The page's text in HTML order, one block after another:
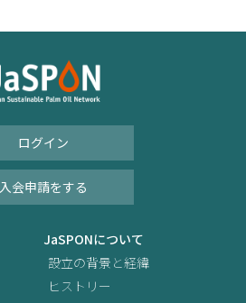
ログイン
入会申請をする
JaSPONについて
設立の背景と経緯
ヒストリー